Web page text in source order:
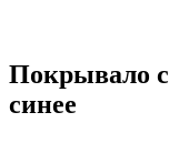
Покрывало
синее